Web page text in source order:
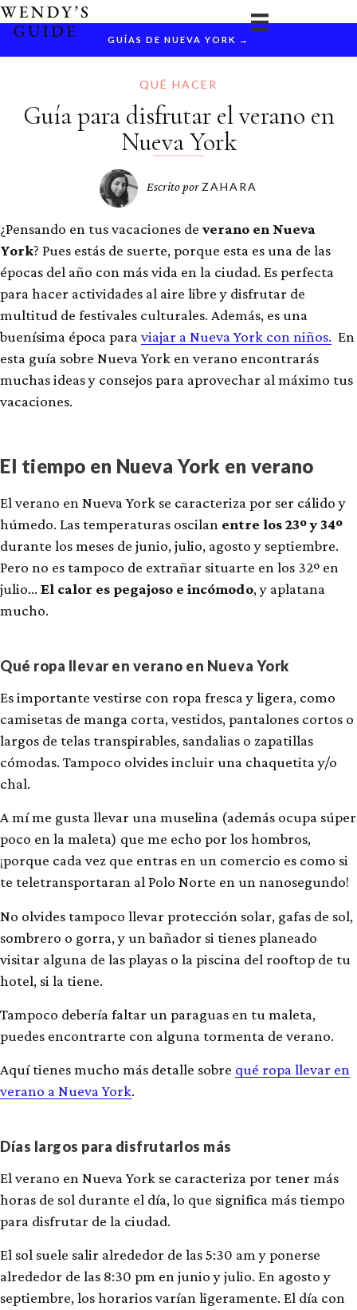
Ir
contenido
GUÍAS DE NUEVA YORK →
QUÉ HACER
Guía para disfrutar el verano en
Nueva York
Escrito porZAHARA
¿Pensando en tus vacaciones de verano en Nueva
York? Pues estás de suerte, porque esta es una de las
épocas del año con más vida en la ciudad. Es perfecta
para hacer actividades al aire libre y disfrutar de
multitud de festivales culturales. Además, es una
buenísima época para viajar a Nueva York con niños. En
esta guía sobre Nueva York en verano encontrarás
muchas ideas y consejos para aprovechar al máximo tus
vacaciones.
El tiempo en Nueva York en verano
El verano en Nueva York se caracteriza por ser cálido y
húmedo. Las temperaturas oscilan entre los 23º y 34º
durante los meses de junio, julio, agosto y septiembre.
Pero no es tampoco de extrañar situarte en los 32º en
julio… El calor es pegajoso e incómodo, y aplatana
mucho.
Qué ropa llevar en verano en Nueva York
Es importante vestirse con ropa fresca y ligera, como
camisetas de manga corta, vestidos, pantalones cortos o
largos de telas transpirables, sandalias o zapatillas
cómodas. Tampoco olvides incluir una chaquetita y/o
chal.
A mí me gusta llevar una muselina (además ocupa súper
poco en la maleta) que me echo por los hombros,
¡porque cada vez que entras en un comercio es como si
te teletransportaran al Polo Norte en un nanosegundo!
No olvides tampoco llevar protección solar, gafas de sol,
sombrero o gorra, y un bañador si tienes planeado
visitar alguna de las playas o la piscina del rooftop de tu
hotel, si la tiene.
Tampoco debería faltar un paraguas en tu maleta,
puedes encontrarte con alguna tormenta de verano.
Aquí tienes mucho más detalle sobre qué ropa llevar en
verano a Nueva York.
Días largos para disfrutarlos más
El verano en Nueva York se caracteriza por tener más
horas de sol durante el día, lo que significa más tiempo
para disfrutar de la ciudad.
El sol suele salir alrededor de las 5:30 am y ponerse
alrededor de las 8:30 pm en junio y julio. En agosto y
septiembre, los horarios varían ligeramente. El día con